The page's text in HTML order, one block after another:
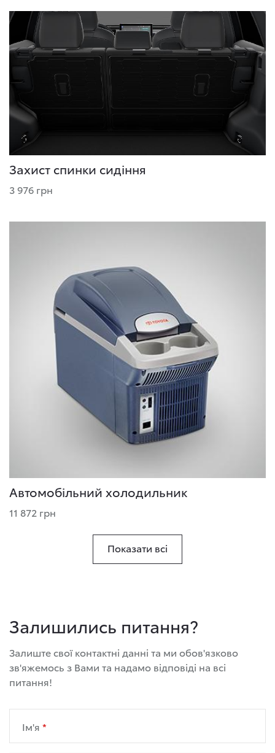
Захист спинки сидіння
3 976 грн
Автомобільний холодильник
11 872 грн
Показати всі
Залишились питання?
Залиште свої контактні данні та ми обов'язково
зв'яжемось з Вами та надамо відповіді на всі
питання!
Ім'я